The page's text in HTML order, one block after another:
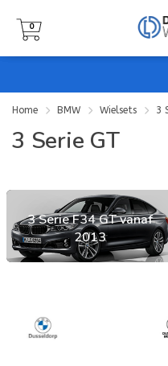
0
0
0
Home BMW Wielsets 3
3 Serie GT
3 Serie F34 GT vanaf
2013